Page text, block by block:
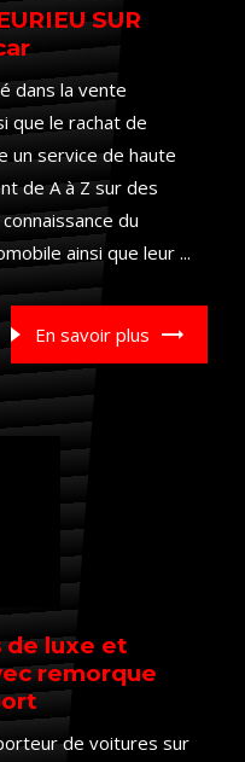
SUR
dans la vente
que le rachat de
un service de haute
de A à Z sur des
du
ainsi que leur ...
En savoir plus
de luxe et
remorque
de voitures sur